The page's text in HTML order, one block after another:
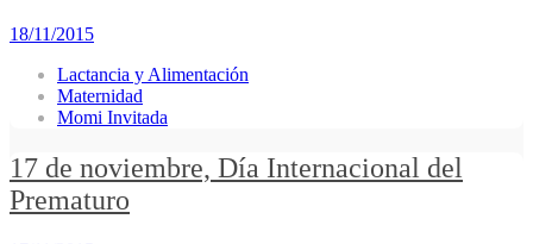
18/11/2015
Lactancia y Alimentación
Maternidad
Momi Invitada
17 de noviembre, Día Internacional del
Prematuro